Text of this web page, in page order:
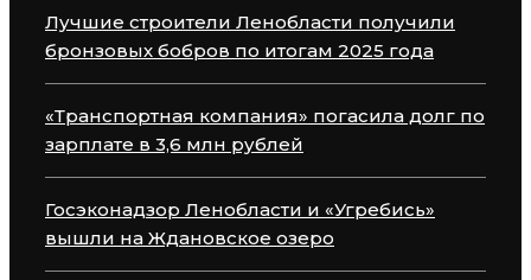
Лучшие строители Ленобласти получили
бронзовых бобров по итогам 2025 года
«Транспортная компания» погасила долг по
зарплате в 3,6 млн рублей
Госэконадзор Ленобласти и «Угребись»
вышли на Ждановское озеро